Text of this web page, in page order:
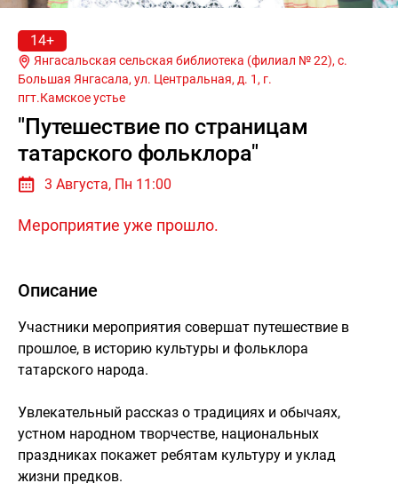
14+
Большая Янгасала, ул. Центральная, д. 1, г.
пгт.Камское устье
"Путешествие по страницам
татарского фольклора"
3 Августа, Пн 11:00
Мероприятие уже прошло.
Описание
Участники мероприятия совершат путешествие в
прошлое, в историю культуры и фольклора
татарского народа.
Увлекательный рассказ о традициях и обычаях,
устном народном творчестве, национальных
праздниках покажет ребятам культуру и уклад
жизни предков.